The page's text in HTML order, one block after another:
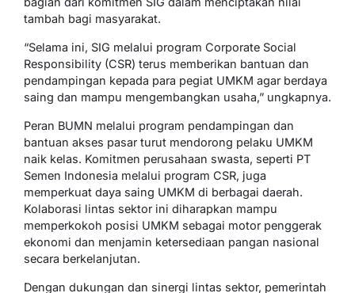
tambah bagi masyarakat.
“Selama ini, SIG melalui program Corporate Social
Responsibility (CSR) terus memberikan bantuan dan
pendampingan kepada para pegiat UMKM agar berdaya
saing dan mampu mengembangkan usaha,” ungkapnya.
Peran BUMN melalui program pendampingan dan
bantuan akses pasar turut mendorong pelaku UMKM
naik kelas. Komitmen perusahaan swasta, seperti PT
Semen Indonesia melalui program CSR, juga
memperkuat daya saing UMKM di berbagai daerah.
Kolaborasi lintas sektor ini diharapkan mampu
memperkokoh posisi UMKM sebagai motor penggerak
ekonomi dan menjamin ketersediaan pangan nasional
secara berkelanjutan.
Dengan dukungan dan sinergi lintas sektor, pemerintah